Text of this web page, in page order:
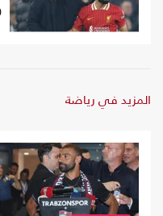
المزيد في رياضة